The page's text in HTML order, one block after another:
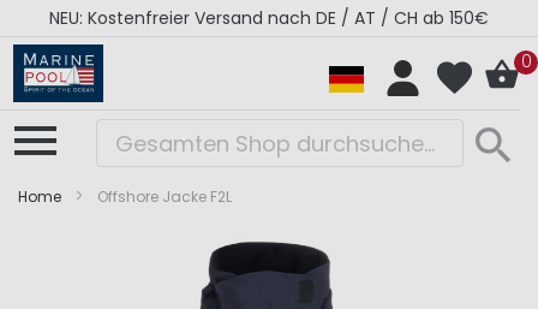
NEU: Kostenfreier Versand nach DE / AT / CH ab 150€
0
Home Offshore Jacke F2L